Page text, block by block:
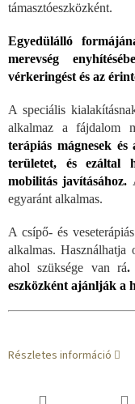
támasztóeszközként.
Egyedülálló
merevség
vérkeringést és az
A speciális
alkalmaz a fájdalom
terápiás mágnesek
területet, és ezáltal
mobilitás javításához.
egyaránt alkalmas.
A csípő- és
alkalmas. Használhatja
ahol szüksége van rá.
eszközként ajánlják a
Részletes információ